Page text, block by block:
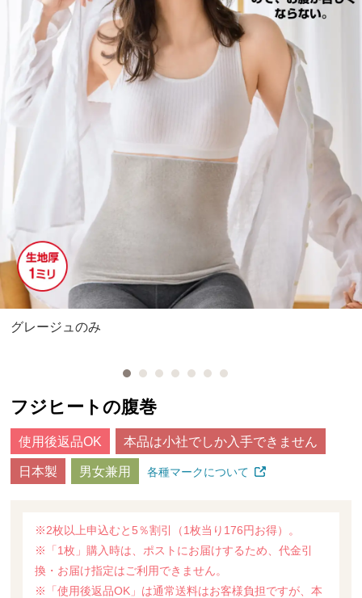
グレージュのみ
フジヒートの腹巻
使用後返品OK 本品は小社でしか入手できません
日本製 男女兼用 各種マークについて
※2枚以上申込むと5％割引（1枚当り176円お得）。
※「1枚」購入時は、ポストにお届けするため、代金引
換・お届け指定はご利用できません。
※「使用後返品OK」は通常送料はお客様負担ですが、本